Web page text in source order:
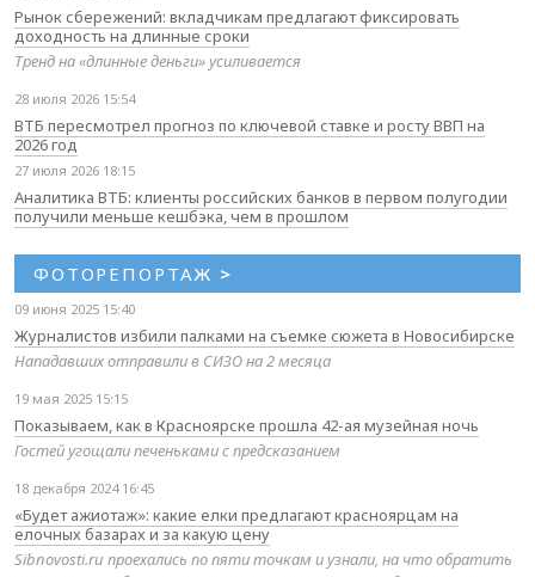
Рынок сбережений: вкладчикам предлагают фиксировать
доходность на длинные сроки
Тренд на «длинные деньги» усиливается
28 июля 2026 15:54
ВТБ пересмотрел прогноз по ключевой ставке и росту ВВП на
2026 год
27 июля 2026 18:15
Аналитика ВТБ: клиенты российских банков в первом полугодии
получили меньше кешбэка, чем в прошлом
ФОТОРЕПОРТАЖ >
09 июня 2025 15:40
Журналистов избили палками на съемке сюжета в Новосибирске
Нападавших отправили в СИЗО на 2 месяца
19 мая 2025 15:15
Показываем, как в Красноярске прошла 42-ая музейная ночь
Гостей угощали печеньками с предсказанием
18 декабря 2024 16:45
«Будет ажиотаж»: какие елки предлагают красноярцам на
елочных базарах и за какую цену
Sibnovosti.ru проехались по пяти точкам и узнали, на что обратить